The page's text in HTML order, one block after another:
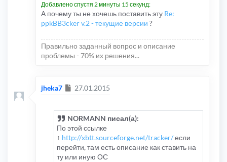
Добавлено спустя 2 минуты 15 секунд:
А почему ты не хочешь поставить эту Re:
ppkBB3cker v.2 - текущие версии ?
Правильно заданный вопрос и описание
проблемы - 70% их решения...
jheka7 Сообщение
27.01.2015
NORMANN писал(а):
По этой ссылке
↑ http://xbtt.sourceforge.net/tracker/если
перейти, там есть описание как ставить на
ту или иную ОС